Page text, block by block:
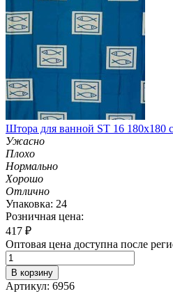
Штора для ванной ST 16 180х180
Ужасно
Плохо
Нормально
Хорошо
Отлично
Упаковка: 24
Розничная цена:
417 ₽
Оптовая цена доступна после
В корзину
Артикул: 6956